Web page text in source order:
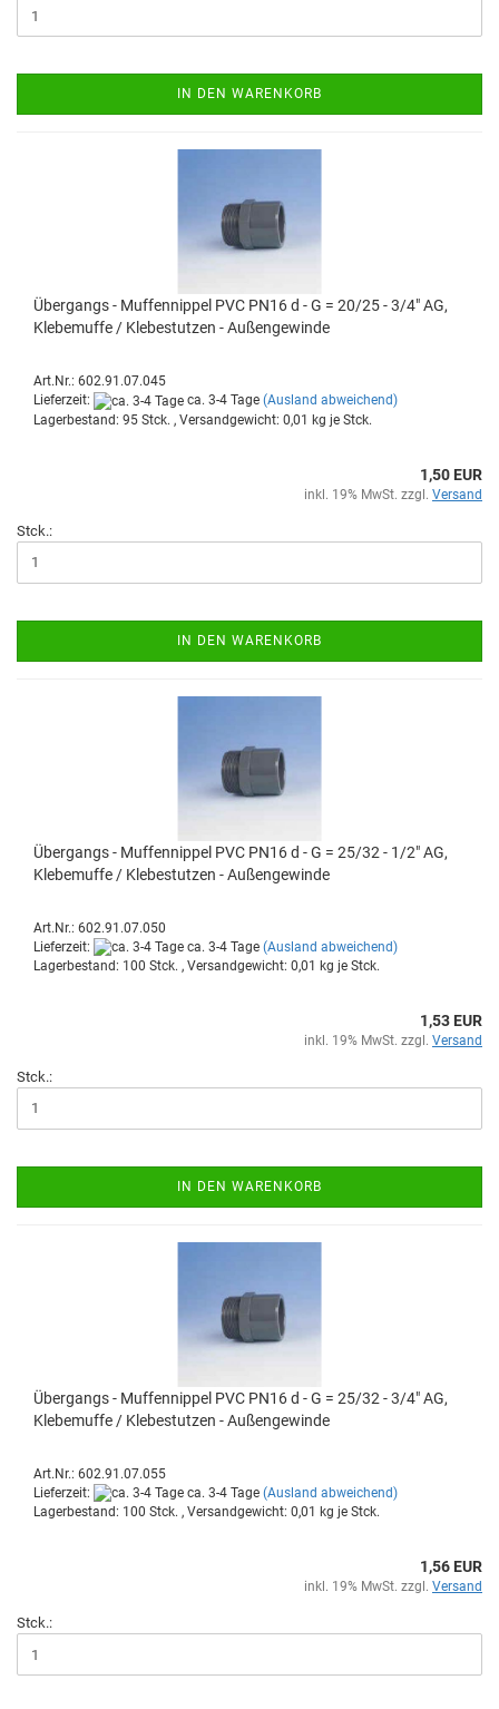
IN DEN WARENKORB
Über­gangs - Muf­fen­nip­pel PVC PN16 d - G = 20/25 - 3/4" AG,
Kle­be­muf­fe / Kle­be­stut­zen - Au­ßen­ge­win­de
Art.Nr.: 602.91.07.045
Lieferzeit:
ca. 3-4 Tage (Ausland abweichend)
Lagerbestand: 95 Stck. , Versandgewicht: 0,01 kg je Stck.
1,50 EUR
inkl. 19% MwSt. zzgl. Versand
Stck.:
IN DEN WARENKORB
Über­gangs - Muf­fen­nip­pel PVC PN16 d - G = 25/32 - 1/2" AG,
Kle­be­muf­fe / Kle­be­stut­zen - Au­ßen­ge­win­de
Art.Nr.: 602.91.07.050
Lieferzeit:
ca. 3-4 Tage (Ausland abweichend)
Lagerbestand: 100 Stck. , Versandgewicht: 0,01 kg je Stck.
1,53 EUR
inkl. 19% MwSt. zzgl. Versand
Stck.:
IN DEN WARENKORB
Über­gangs - Muf­fen­nip­pel PVC PN16 d - G = 25/32 - 3/4" AG,
Kle­be­muf­fe / Kle­be­stut­zen - Au­ßen­ge­win­de
Art.Nr.: 602.91.07.055
Lieferzeit:
ca. 3-4 Tage (Ausland abweichend)
Lagerbestand: 100 Stck. , Versandgewicht: 0,01 kg je Stck.
1,56 EUR
inkl. 19% MwSt. zzgl. Versand
Stck.: